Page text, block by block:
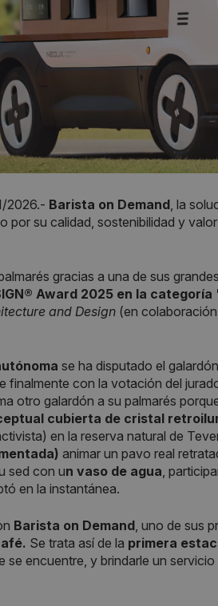
2026.- Barista on Demand, la
por su calidad, sostenibilidad y
gracias a una de sus
Award 2025 en la
and Design (en
se ha disputado el
finalmente con la votación del
otro galardón a su palmarés
cubierta de cristal
en la reserva natural de
animar un pavo real
sed con un vaso de agua,
en la instantánea.
Barista on Demand, uno de sus
Se trata así de la primera
se encuentre, y brindarle un